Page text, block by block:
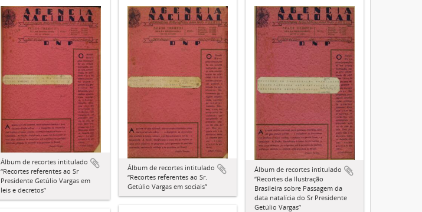
Álbum de recortes intitulado
“Recortes referentes ao Sr
Presidente Getúlio Vargas em
leis e decretos”
Álbum de recortes intitulado
“Recortes referentes ao Sr.
Getúlio Vargas em sociais”
Álbum de recortes intitulado
“Recortes da Ilustração
Brasileira sobre Passagem da
data natalícia do Sr Presidente
Getúlio Vargas”